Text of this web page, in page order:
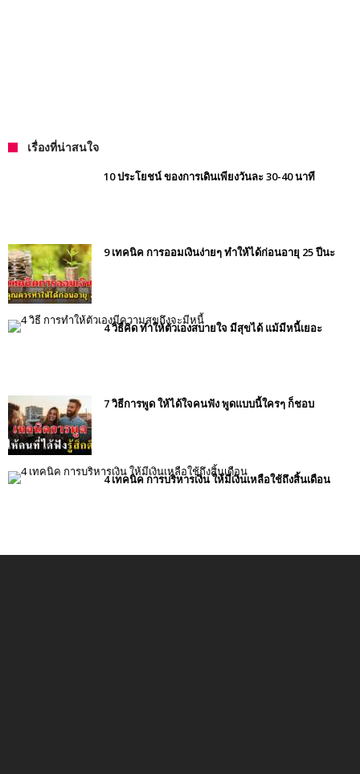
เรื่องที่น่าสนใจ
10 ประโยชน์ ของการเดินเพียงวันละ 30-40 นาที
9 เทคนิค การออมเงินง่ายๆ ทำให้ได้ก่อนอายุ 25 ปีนะ
4 วิธีคิด ทำให้ตัวเองสบายใจ มีสุขได้ แม้มีหนี้เยอะ
7 วิธีการพูด ให้ได้ใจคนฟัง พูดแบบนี้ใครๆ ก็ชอบ
4 เทคนิค การบริหารเงิน ให้มีเงินเหลือใช้ถึงสิ้นเดือน